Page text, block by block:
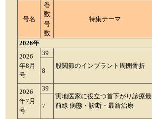
号名
巻
数
特集テーマ
号
数
2026年
2026
年8月
号
39
股関節のインプラント周囲骨折
8
2026
年7月
号
39
実地医家に役立つ首下がり診療最
前線 病態・診断・最新治療
7